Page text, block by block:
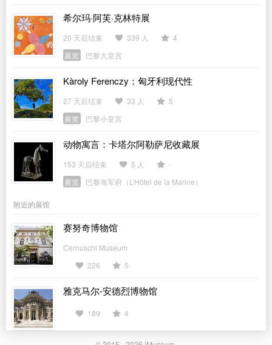
希尔玛·阿芙·克林特展
20 天后结束 339 人
4
展览
巴黎大皇宫
Kàroly Ferenczy：匈牙利现代性
27 天后结束 33 人
5
展览
巴黎小皇宫
动物寓言：卡塔尔阿勒萨尼收藏展
153 天后结束 5 人
-
展览
巴黎海军府（L’Hôtel de la Marine）
附近的展馆
赛努奇博物馆
Cernuschi Museum
226
5
雅克马尔-安德烈博物馆
189 4